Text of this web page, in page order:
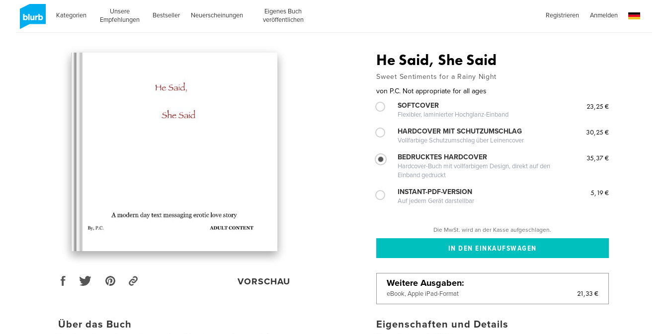
Kategorien
Unsere
Empfehlungen
Bestseller Neuerscheinungen
Eigenes Buch
veröffentlichen
Registrieren Anmelden
VORSCHAU
He Said, She Said
Sweet Sentiments for a Rainy Night
von P.C. Not appropriate for all ages
SOFTCOVER
Flexibler, laminierter Hochglanz-Einband
23,25 €
HARDCOVER MIT SCHUTZUMSCHLAG
Vollfarbige Schutzumschlag über Leinencover
30,25 €
BEDRUCKTES HARDCOVER
Hardcover-Buch mit vollfarbigem Design, direkt auf den
Einband gedruckt
35,37 €
INSTANT-PDF-VERSION
Auf jedem Gerät darstellbar
5,19 €
Die MwSt. wird an der Kasse aufgeschlagen.
Weitere Ausgaben
eBook, Apple iPad-Format 21,33 €
Über das Buch Eigenschaften und Details